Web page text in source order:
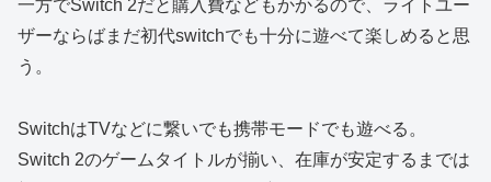
一方でSwitch 2だと購入費などもかかるので、ライトユー
ザーならばまだ初代switchでも十分に遊べて楽しめると思
う。
SwitchはTVなどに繋いでも携帯モードでも遊べる。
Switch 2のゲームタイトルが揃い、在庫が安定するまでは